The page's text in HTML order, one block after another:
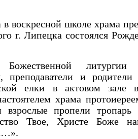
в воскресной школе храма
г. Липецка состоялся
литургии
преподаватели и родители
елки в актовом зале
храма
пропели тропарь
Твое, Христе Боже